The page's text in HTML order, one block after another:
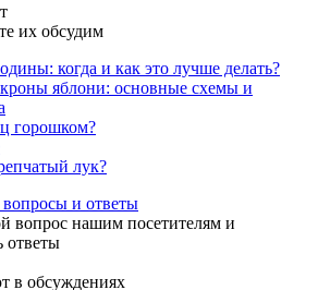
их обсудим
когда и как это лучше делать?
яблони: основные схемы и
горошком?
лук?
вопросы и ответы
вопрос нашим посетителям и
ответы
в обсуждениях